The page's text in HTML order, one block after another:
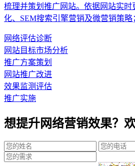
梳理并策划推广网站。依据网站实时
化、SEM搜索引擎营销及微营销策
网络评估诊断
网站目标市场分析
推广方案策划
网站推广改进
效果监测评估
推广实施
想提升网络营销效果？